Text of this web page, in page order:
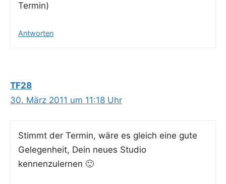
Termin)
Antworten
TF28
30. März 2011 um 11:18 Uhr
Stimmt der Ter­min, wäre es gleich eine gute
Gele­gen­heit, Dein neu­es Stu­dio
kennenzulernen 🙂